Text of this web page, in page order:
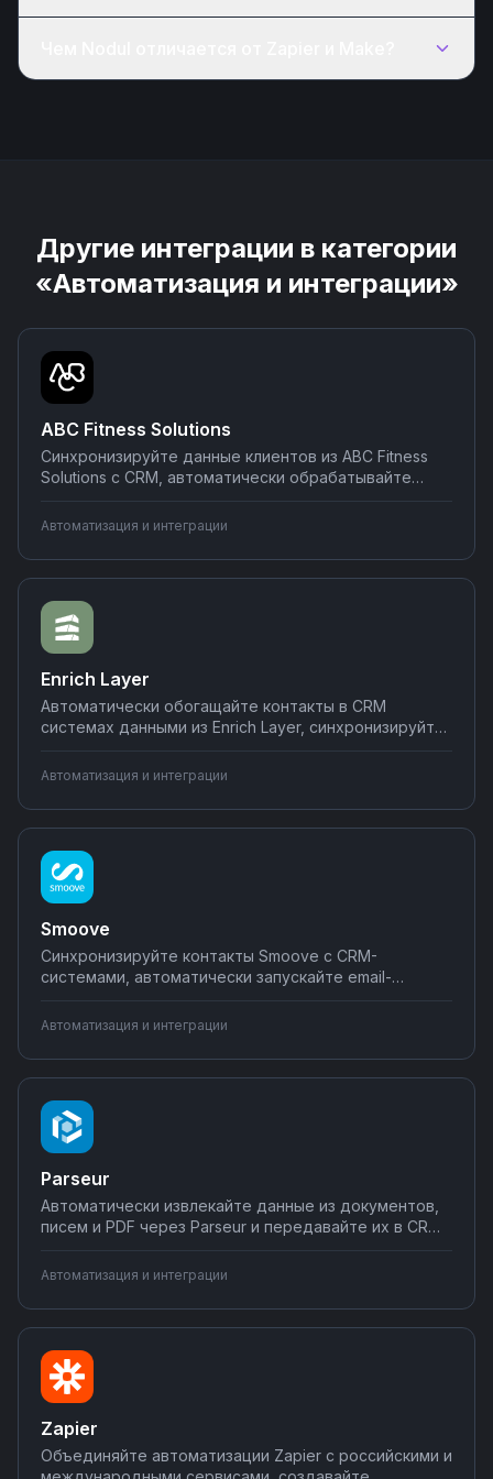
Другие интеграции в категории
«Автоматизация и интеграции»
ABC Fitness Solutions
Синхронизируйте данные клиентов из ABC Fitness
Solutions с CRM, автоматически обрабатывайте
о тренировках в мессенджеры. Подключайте
фитнес-решение к системам учета и маркетинга
через Nodul без программирования.
Автоматизация и интеграции
Enrich Layer
Автоматически обогащайте контакты в CRM
системах данными из Enrich Layer, синхронизируйте
таблицами. Настраивайте триггеры на получение
новых данных и передавайте их в нужные
инструменты через Nodul.
Автоматизация и интеграции
Smoove
Синхронизируйте контакты Smoove с CRM-
системами, автоматически запускайте email-
данные в аналитику и отправляйте уведомления в
мессенджеры. Настраивайте сценарии
автоматизации без программирования на Nodul.
Автоматизация и интеграции
Parseur
Автоматически извлекайте данные из документов,
писем и PDF через Parseur и передавайте их в CRM-
заявки, счета, резюме и создавайте записи в
нужных системах без ручного ввода. Настройте
интеграции на Nodul за несколько минут.
Автоматизация и интеграции
Zapier
Объединяйте автоматизации Zapier с российскими и